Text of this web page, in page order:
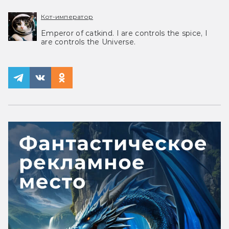
Кот-император
Emperor of catkind. I are controls the spice, I
are controls the Universe.